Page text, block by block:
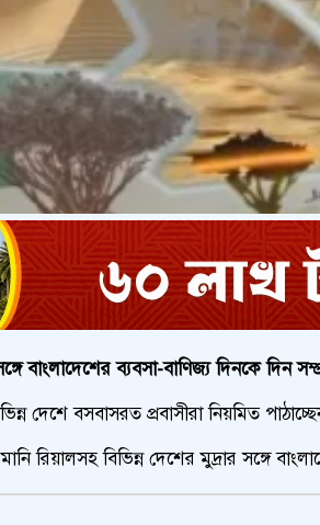
বাংলাদেশের ব্যবসা-বাণিজ্য দিনকে দিন
দেশে বসবাসরত প্রবাসীরা নিয়মিত
রিয়ালসহ বিভিন্ন দেশের মুদ্রার সঙ্গে